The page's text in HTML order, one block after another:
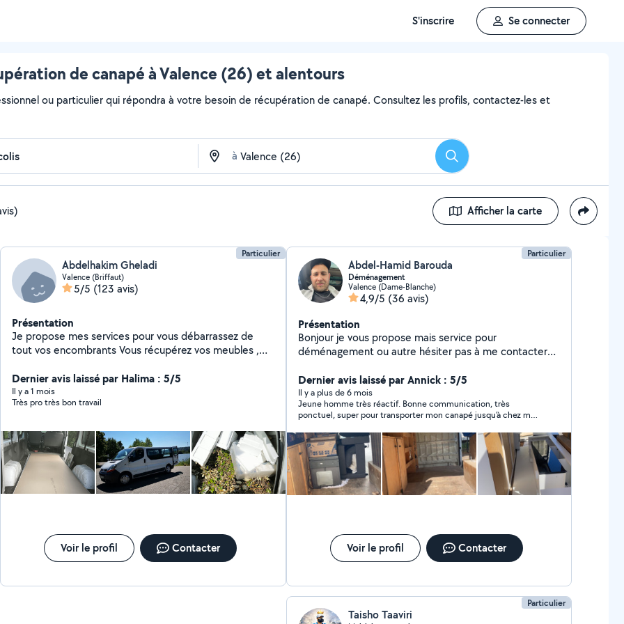
S'inscrire Se connecter
de canapé à Valence (26) et alentours
ou particulier qui répondra à votre besoin de récupération de canapé. Consultez les profils, contactez-les et
à Rechercher
Afficher la carte
Particulier
Abdelhakim Gheladi
Valence (Briffaut)
5/5 (123 avis)
Présentation
Je propose mes services pour vous débarrassez de
tout vos encombrants Vous récupérez vos meubles ,
tout type de manutention lors de vos déménagement
Je loue une shampouineuse injecteur extracteur Je
nettoie vos canapé,matelas,tapis
Dernier avis laissé par Halima : 5/5
Il y a 1 mois
Très pro très bon travail
Voir le profil Contacter
Particulier
Abdel-Hamid Barouda
Déménagement
Valence (Dame-Blanche)
4,9/5 (36 avis)
Présentation
Bonjour je vous propose mais service pour
déménagement ou autre hésiter pas à me contacter
Dernier avis laissé par Annick : 5/5
Il y a plus de 6 mois
Jeune homme très réactif. Bonne communication, très
ponctuel, super pour transporter mon canapé jusqu’à chez moi,
Voir le profil Contacter
Particulier
Taisho Taaviri